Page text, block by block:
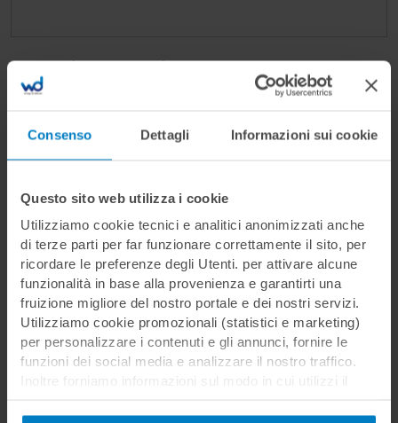
Consenso Dettagli Informazioni sui cookie
Questo sito web utilizza i cookie
Utilizziamo cookie tecnici e analitici anonimizzati anche
di terze parti per far funzionare correttamente il sito, per
ricordare le preferenze degli Utenti. per attivare alcune
funzionalità in base alla provenienza e garantirti una
fruizione migliore del nostro portale e dei nostri servizi.
Utilizziamo cookie promozionali (statistici e marketing)
per personalizzare i contenuti e gli annunci, fornire le
funzioni dei social media e analizzare il nostro traffico.
Inoltre forniamo informazioni sul modo in cui utilizzi il
dati web, pubblicità e social media, i quali potrebbero
Non sei ancora registrato?
Registrati per effettuare l'acquisto dei
corsi, inserire o rispondere ad offerte di